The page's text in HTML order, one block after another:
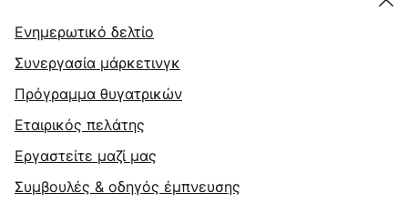
Ενημερωτικό δελτίο
Συνεργασία μάρκετινγκ
Πρόγραμμα θυγατρικών
Εταιρικός πελάτης
Εργαστείτε μαζί μας
Συμβουλές & οδηγός έμπνευσης